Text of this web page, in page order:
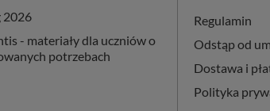
2026
- materiały dla uczniów o
potrzebach
Regulamin
Odstąp od
Dostawa i
Polityka